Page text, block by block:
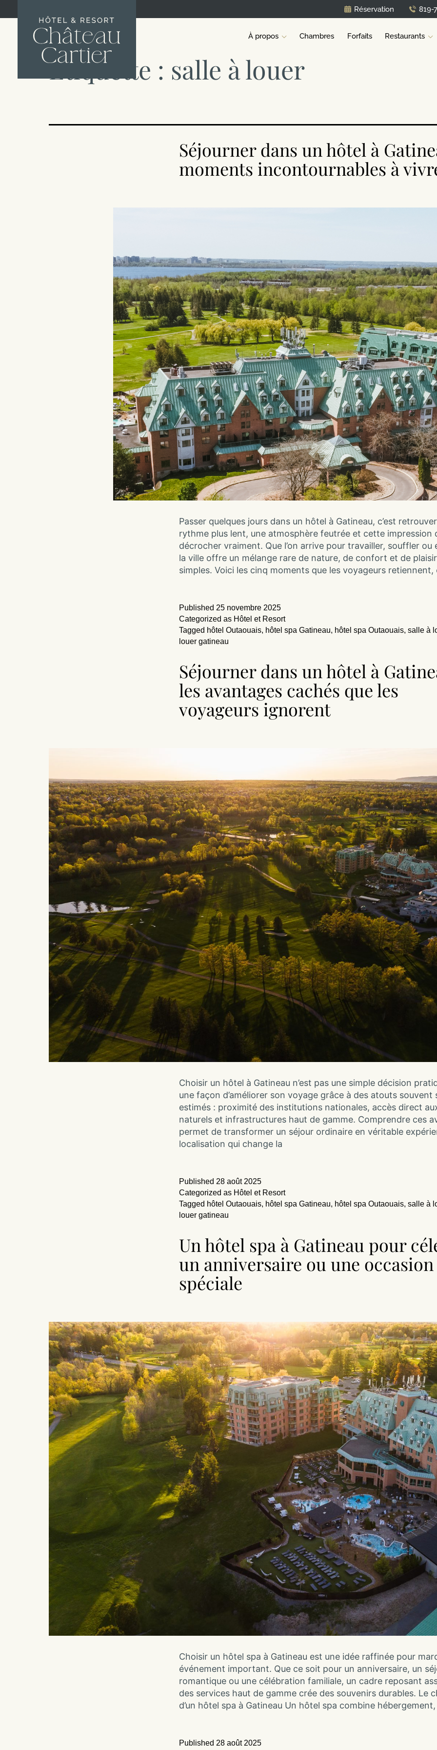
Réservation 819-
À propos Chambres Forfaits Restaurants
Étiquette : salle à louer
Séjourner dans un hôtel à
moments incontournables à
Passer quelques jours dans un hôtel à Gatineau, c’est
rythme plus lent, une atmosphère feutrée et cette impression
décrocher vraiment. Que l’on arrive pour travailler, souffler ou
la ville offre un mélange rare de nature, de confort et de
simples. Voici les cinq moments que les voyageurs retiennent,
Published 25 novembre 2025
Categorized as Hôtel et Resort
Tagged hôtel Outaouais, hôtel spa Gatineau, hôtel spa Outaouais, salle à
louer gatineau
Séjourner dans un hôtel à
les avantages cachés que les
voyageurs ignorent
Choisir un hôtel à Gatineau n’est pas une simple décision
une façon d’améliorer son voyage grâce à des atouts souvent
estimés : proximité des institutions nationales, accès direct
naturels et infrastructures haut de gamme. Comprendre ces
permet de transformer un séjour ordinaire en véritable
localisation qui change la
Published 28 août 2025
Categorized as Hôtel et Resort
Tagged hôtel Outaouais, hôtel spa Gatineau, hôtel spa Outaouais, salle à
louer gatineau
Un hôtel spa à Gatineau pour
un anniversaire ou une occasion
spéciale
Choisir un hôtel spa à Gatineau est une idée raffinée pour
événement important. Que ce soit pour un anniversaire, un
romantique ou une célébration familiale, un cadre reposant
des services haut de gamme crée des souvenirs durables. Le
d’un hôtel spa à Gatineau Un hôtel spa combine
Published 28 août 2025